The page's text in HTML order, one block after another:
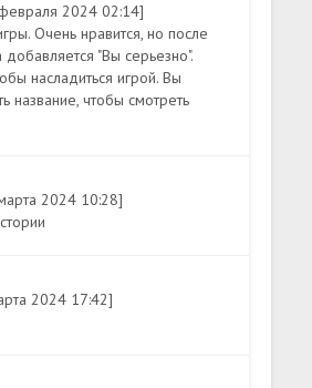
2024 02:14]
Очень нравится, но после
"Вы серьезно".
насладиться игрой. Вы
название, чтобы смотреть
2024 10:28]
2024 17:42]